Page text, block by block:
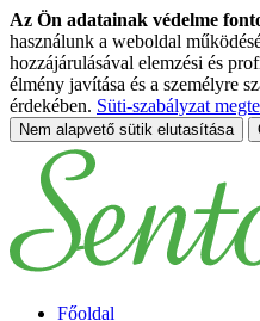
Az Ön adatainak védelme
használunk a weboldal
hozzájárulásával elemzési és
élmény javítása és a személyre
érdekében. Süti-szabályzat
Nem alapvető sütik elutasítása
Ugrás a fő tartalomhoz
Főoldal